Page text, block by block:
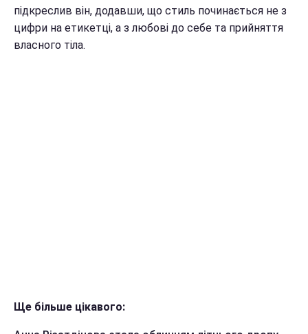
підкреслив він, додавши, що стиль починається не з
цифри на етикетці, а з любові до себе та прийняття
власного тіла.
Ще більше цікавого: